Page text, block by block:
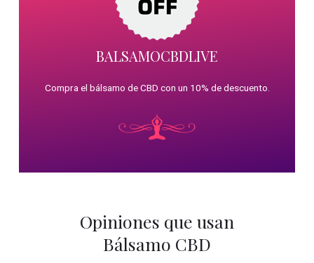
BALSAMOCBDLIVE
Compra el bálsamo de CBD con un 10% de descuento.
Opiniones que usan
Bálsamo CBD